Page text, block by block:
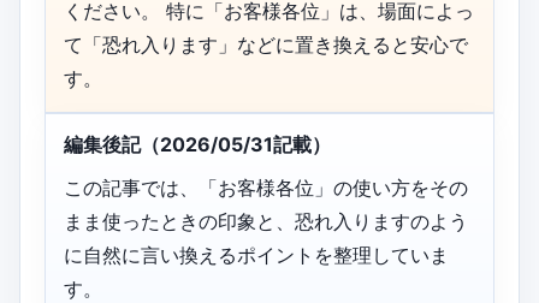
ください。 特に「お客様各位」は、場面によっ
て「恐れ入ります」などに置き換えると安心で
す。
編集後記（2026/05/31記載）
この記事では、「お客様各位」の使い方をその
まま使ったときの印象と、恐れ入りますのよう
に自然に言い換えるポイントを整理していま
す。